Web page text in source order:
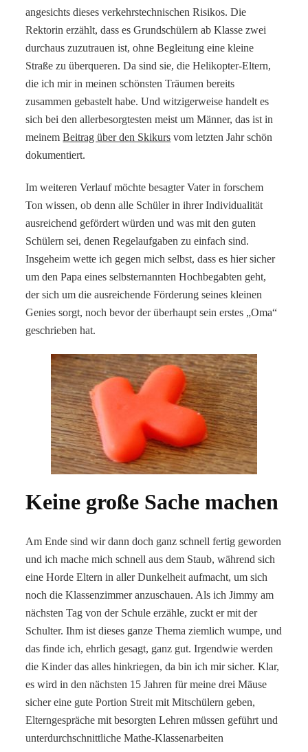
angesichts dieses verkehrstechnischen Risikos. Die
Rektorin erzählt, dass es Grundschülern ab Klasse zwei
durchaus zuzutrauen ist, ohne Begleitung eine kleine
Straße zu überqueren. Da sind sie, die Helikopter-Eltern,
die ich mir in meinen schönsten Träumen bereits
zusammen gebastelt habe. Und witzigerweise handelt es
sich bei den allerbesorgtesten meist um Männer, das ist in
meinemBeitrag über den Skikurs vom letzten Jahr schön
dokumentiert.
Im weiteren Verlauf möchte besagter Vater in forschem
Ton wissen, ob denn alle Schüler in ihrer Individualität
ausreichend gefördert würden und was mit den guten
Schülern sei, denen Regelaufgaben zu einfach sind.
Insgeheim wette ich gegen mich selbst, dass es hier sicher
um den Papa eines selbsternannten Hochbegabten geht,
der sich um die ausreichende Förderung seines kleinen
Genies sorgt, noch bevor der überhaupt sein erstes „Oma“
geschrieben hat.
Keine große Sache machen
Am Ende sind wir dann doch ganz schnell fertig geworden
und ich mache mich schnell aus dem Staub, während sich
eine Horde Eltern in aller Dunkelheit aufmacht, um sich
noch die Klassenzimmer anzuschauen. Als ich Jimmy am
nächsten Tag von der Schule erzähle, zuckt er mit der
Schulter. Ihm ist dieses ganze Thema ziemlich wumpe, und
das finde ich, ehrlich gesagt, ganz gut. Irgendwie werden
die Kinder das alles hinkriegen, da bin ich mir sicher. Klar,
es wird in den nächsten 15 Jahren für meine drei Mäuse
sicher eine gute Portion Streit mit Mitschülern geben,
Elterngespräche mit besorgten Lehren müssen geführt und
unterdurchschnittliche Mathe-Klassenarbeiten